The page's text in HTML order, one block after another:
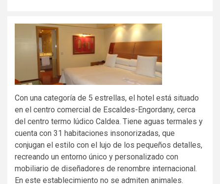
Con una categoría de 5 estrellas, el hotel está situado
en el centro comercial de Escaldes-Engordany, cerca
del centro termo lúdico Caldea. Tiene aguas termales y
cuenta con 31 habitaciones insonorizadas, que
conjugan el estilo con el lujo de los pequeños detalles,
recreando un entorno único y personalizado con
mobiliario de diseñadores de renombre internacional.
En este establecimiento no se admiten animales.